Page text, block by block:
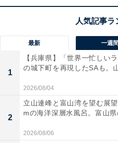
この商品のおすすめポイン
1534.68Whの超大容量を誇り
には災害時のバックアップ電
ブル電源。独自のTwin Turbo
め、大容量ながらスピーディ
高出力な家電製品にも対応
ンジなども安心して使用可
ドアでもお家でも抜群の安
最新 一週間
1
【兵庫県】「世界一忙しい
の城下町を再現したSAも。
2026/08/04
2
立山連峰と富山湾を望む展
mの海洋深層水風呂。富山県
2026/08/06